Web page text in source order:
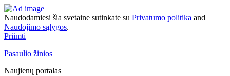
Naudodamiesi šia svetaine sutinkate su Privatumo politika and
Naudojimo sąlygos.
Priimti
Pasaulio žinios
Naujienų portalas